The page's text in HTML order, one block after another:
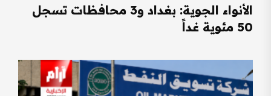
الأنواء الجوية: بغداد و3 محافظات تسجل
50 مئوية غداً